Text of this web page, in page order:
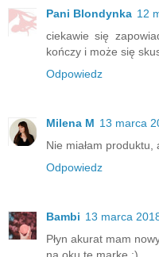
Pani Blondynka 12
ciekawie się
kończy i może się
Odpowiedz
Milena M 13 marca
Nie miałam
Odpowiedz
Bambi 13 marca
Płyn akurat mam